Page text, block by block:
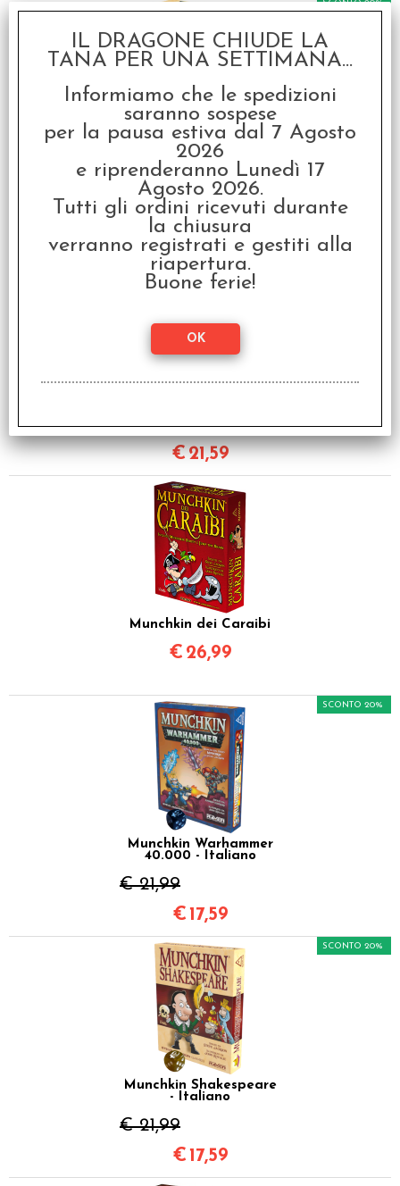
Munchkin Zombi -
Italiano
€ 26,99
SCONTO 20%
€21,59
Munchkin Cthulhu -
€ 26,99
SCONTO 20%
€21,59
Munchkin dei Caraibi
€ 26,99
Munchkin Warhammer
40.000 - Italiano
€ 21,99
SCONTO 20%
€ 17,59
Munchkin Shakespeare
- Italiano
€ 21,99
SCONTO 20%
€ 17,59
IL DRAGONE CHIUDE LA
TANA PER UNA SETTIMANA...
Informiamo che le spedizioni
saranno sospese
per la pausa estiva dal 7 Agosto
2026
e riprenderanno Lunedì 17
Agosto 2026.
Tutti gli ordini ricevuti durante
la chiusura
verranno registrati e gestiti alla
riapertura.
Buone ferie!